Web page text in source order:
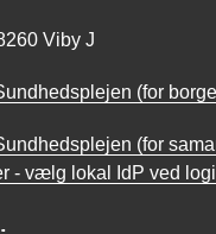
Viby J
(for
(for
- vælg lokal IdP ved